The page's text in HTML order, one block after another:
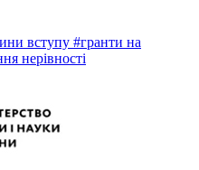
вступу #гранти на
нерівності